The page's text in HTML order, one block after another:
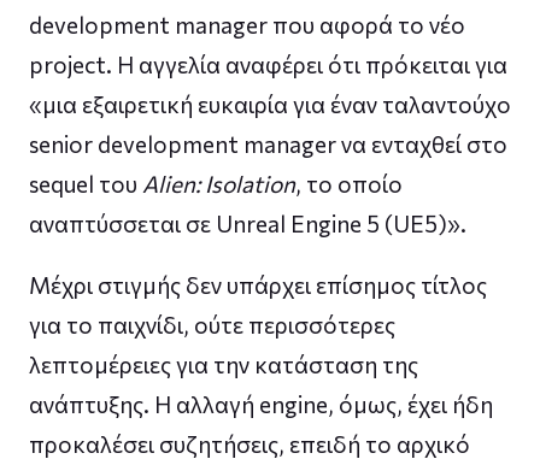
development manager που αφορά το νέο
project. Η αγγελία αναφέρει ότι πρόκειται για
«μια εξαιρετική ευκαιρία για έναν ταλαντούχο
senior development manager να ενταχθεί στο
sequel του Alien: Isolation, το οποίο
αναπτύσσεται σε Unreal Engine 5 (UE5)».
Μέχρι στιγμής δεν υπάρχει επίσημος τίτλος
για το παιχνίδι, ούτε περισσότερες
λεπτομέρειες για την κατάσταση της
ανάπτυξης. Η αλλαγή engine, όμως, έχει ήδη
προκαλέσει συζητήσεις, επειδή το αρχικό